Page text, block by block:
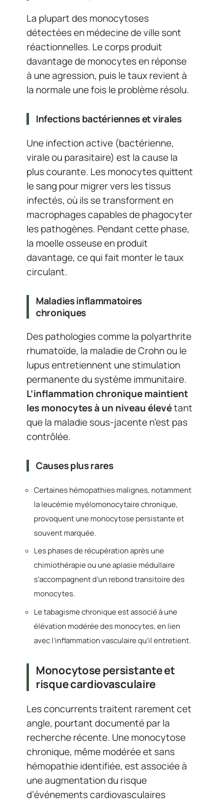
La plupart des monocytoses
détectées en médecine de ville sont
réactionnelles. Le corps produit
davantage de monocytes en réponse
à une agression, puis le taux revient à
la normale une fois le problème résolu.
Infections bactériennes et virales
Une infection active (bactérienne,
virale ou parasitaire) est la cause la
plus courante. Les monocytes quittent
le sang pour migrer vers les tissus
infectés, où ils se transforment en
macrophages capables de phagocyter
les pathogènes. Pendant cette phase,
la moelle osseuse en produit
davantage, ce qui fait monter le taux
circulant.
Maladies inflammatoires
chroniques
Des pathologies comme la polyarthrite
rhumatoïde, la maladie de Crohn ou le
lupus entretiennent une stimulation
permanente du système immunitaire.
L’inflammation chronique maintient
les monocytes à un niveau élevétant
que la maladie sous-jacente n’est pas
contrôlée.
Causes plus rares
Certaines hémopathies malignes, notamment
la leucémie myélomonocytaire chronique,
provoquent une monocytose persistante et
souvent marquée.
Les phases de récupération après une
chimiothérapie ou une aplasie médullaire
s’accompagnent d’un rebond transitoire des
monocytes.
Le tabagisme chronique est associé à une
élévation modérée des monocytes, en lien
avec l’inflammation vasculaire qu’il entretient.
Monocytose persistante et
risque cardiovasculaire
Les concurrents traitent rarement cet
angle, pourtant documenté par la
recherche récente. Une monocytose
chronique, même modérée et sans
hémopathie identifiée, est associée à
une augmentation du risque
d’événements cardiovasculaires